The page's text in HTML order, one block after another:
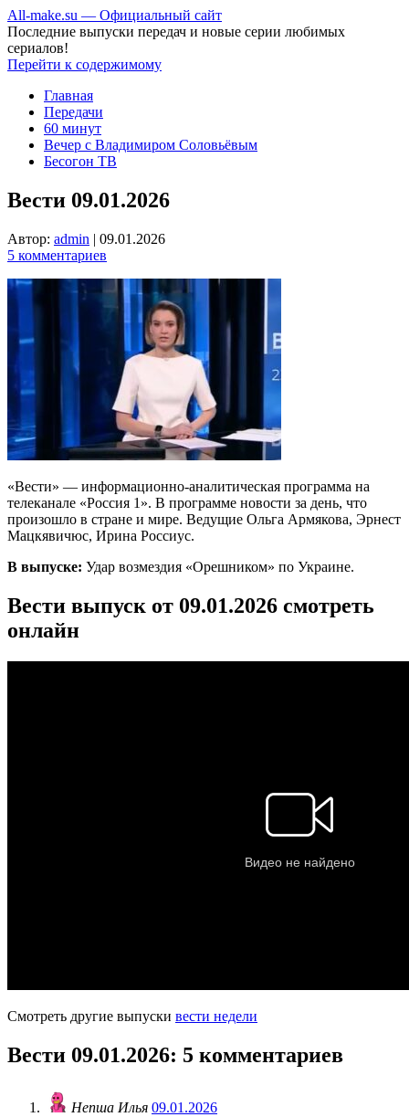
All-make.su — Официальный сайт
Последние выпуски передач и новые серии любимых
сериалов!
Перейти к содержимому
Главная
Передачи
60 минут
Вечер с Владимиром Соловьёвым
Бесогон ТВ
Вести 09.01.2026
Автор: admin | 09.01.2026
5 комментариев
«Вести» — информационно-аналитическая программа на
телеканале «Россия 1». В программе новости за день, что
произошло в стране и мире. Ведущие Ольга Армякова, Эрнест
Мацкявичюс, Ирина Россиус.
В выпуске: Удар возмездия «Орешником» по Украине.
Вести выпуск от 09.01.2026 смотреть
онлайн
Смотреть другие выпуски вести недели
Вести 09.01.2026: 5 комментариев
Непша Илья 09.01.2026